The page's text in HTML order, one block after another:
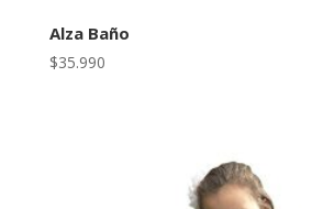
Alza Baño
$35.990